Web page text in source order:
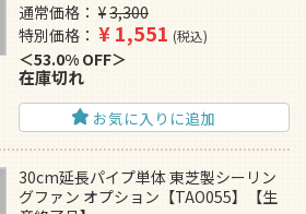
通常価格
¥3,300
特別価格
¥1,551 税込
53.0% OFF
在庫切れ
お気に入りに追加
30cm延長パイプ単体 東芝製シーリン
グファン オプション【TAO055】【生